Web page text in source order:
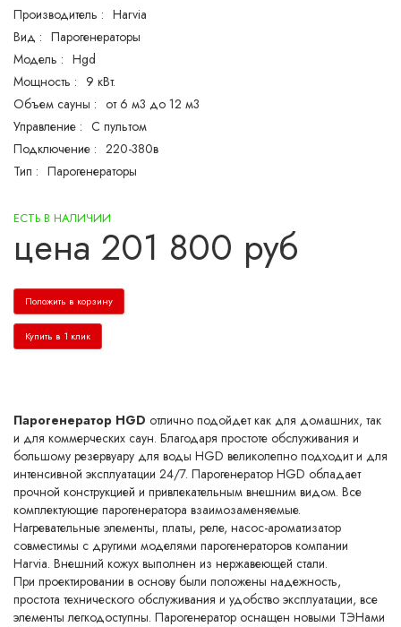
Производитель : Harvia
Вид : Парогенераторы
Модель : Hgd
Мощность :
9 кВт.
Объем сауны : от 6 м3 до 12 м3
Управление :
С пультом
Подключение : 220-380в
Тип : Парогенераторы
ЕСТЬ В НАЛИЧИИ
цена 201 800 руб
Положить в корзину
Купить в 1 клик
Парогенератор HGD отлично подойдет как для домашних, так
и для коммерческих саун. Благодаря простоте обслуживания и
большому резервуару для воды HGD великолепно подходит и для
интенсивной эксплуатации 24/7. Парогенератор HGD обладает
прочной конструкцией и привлекательным внешним видом. Все
комплектующие парогенератора взаимозаменяемые.
Нагревательные элементы, платы, реле, насос-ароматизатор
совместимы с другими моделями парогенераторов компании
Harvia. Внешний кожух выполнен из нержавеющей стали.
При проектировании в основу были положены надежность,
простота технического обслуживания и удобство эксплуатации, все
элементы легкодоступны. Парогенератор оснащен новыми ТЭНами